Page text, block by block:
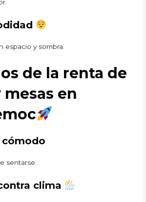
espacio y sombra.
de la renta de
en
cómodo
sentarse.
clima